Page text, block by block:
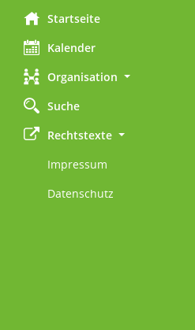
Startseite
Kalender
Organisation
Suche
Rechtstexte
Impressum
Datenschutz